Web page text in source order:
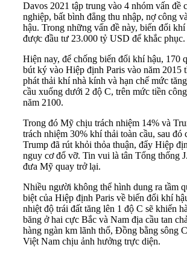
Davos 2021 tập trung vào 4 nhóm vấn đề
nghiệp, bất bình đẳng thu nhập, nợ công
hậu. Trong những vấn đề này, biến đổi
được đầu tư 23.000 tỷ USD để khắc phục.
Hiện nay, để chống biến đổi khí hậu, 170
bút ký vào Hiệp định Paris vào năm 2015
phát thải khí nhà kính và hạn chế mức
cầu xuống dưới 2 độ C, trên mức tiền
năm 2100.
Trong đó Mỹ chịu trách nhiệm 14% và
trách nhiệm 30% khí thải toàn cầu, sau đó
Trump đã rút khỏi thỏa thuận, đẩy Hiệp
nguy cơ đổ vỡ. Tin vui là tân Tổng thống
đưa Mỹ quay trở lại.
Nhiều người không thể hình dung ra tầm
biệt của Hiệp định Paris về biến đổi khí
nhiệt độ trái đất tăng lên 1 độ C sẽ khiến
băng ở hai cực Bắc và Nam địa cầu tan
hàng ngàn km lãnh thổ, Đồng bằng sông
Việt Nam chịu ảnh hưởng trực diện.